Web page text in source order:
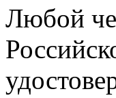
Любой